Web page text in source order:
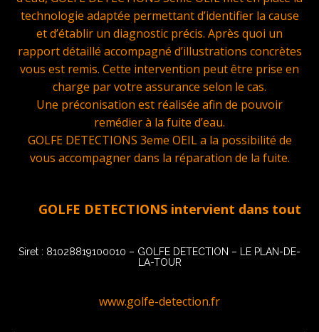
technologie adaptée permettant d’identifier la cause
et d’établir un diagnostic précis. Après quoi un
rapport détaillé accompagné d’illustrations concrètes
vous est remis. Cette intervention peut être prise en
charge par votre assurance selon le cas.
Une préconisation est réalisée afin de pouvoir
remédier à la fuite d’eau.
GOLFE DETECTIONS 3eme OEIL a la possibilité de
vous accompagner dans la réparation de la fuite.
GOLFE DETECTIONS intervient dans tout le
Siret : 81028819100010 – GOLFE DETECTION – LE PLAN-DE-
LA-TOUR
www.golfe-detection.fr